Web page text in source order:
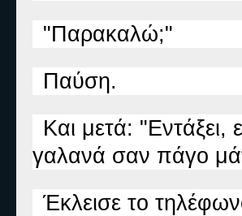
"Παρακαλώ;"
Παύση.
Και μετά: "Εντάξει,
γαλανά σαν πάγο
Έκλεισε το